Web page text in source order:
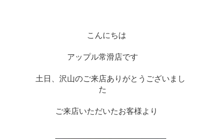
こんにちは
アップル常滑店です
土日、沢山のご来店ありがとうございまし
た
ご来店いただいたお客様より